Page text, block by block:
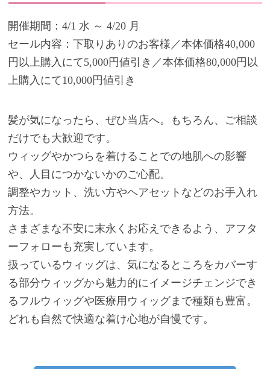
開催期間：4/1 水 ～ 4/20 月
セール内容：下取りありのお客様／本体価格40,000
円以上購入にて5,000円値引き／本体価格80,000円以
上購入にて10,000円値引き
髪が気になったら、ぜひ当店へ。もちろん、ご相談
だけでも大歓迎です。
ウィッグやかつらを着けることでの地肌への影響
や、人目につかないかのご心配。
調整やカット、洗い方やヘアセットなどのお手入れ
方法。
さまざまな不安に末永くお応えできるよう、アフタ
ーフォローも充実しています。
扱っているウィッグは、気になるところをカバーす
る部分ウィッグから魅力的にイメージチェンジでき
るフルウィッグや医療用ウィッグまで種類も豊富。
どれも自然で快適な着け心地が自慢です。